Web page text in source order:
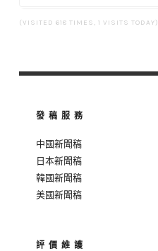
(VISITED 618 TIMES, 1 VISITS TODAY)
發稿服務
中國新聞稿
日本新聞稿
韓國新聞稿
美國新聞稿
評價維護